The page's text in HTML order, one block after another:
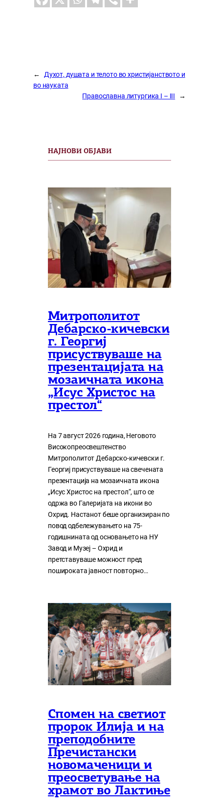
←
Духот, душата и телото во христијанството и
во науката
Православна литургика I – III
→
НАЈНОВИ ОБЈАВИ
Митрополитот
Дебарско-кичевски
г. Георгиј
присуствуваше на
презентацијата на
мозаичната икона
„Исус Христос на
престол“
На 7 август 2026 година, Неговото
Високопреосвештенство
Митрополитот Дебарско-кичевски г.
Георгиј присуствуваше на свечената
презентација на мозаичната икона
„Исус Христос на престол“, што се
одржа во Галеријата на икони во
Охрид. Настанот беше организиран по
повод одбележувањето на 75-
годишнината од основањето на НУ
Завод и Музеј – Охрид и
претставуваше можност пред
пошироката јавност повторно…
Спомен на светиот
пророк Илија и на
преподобните
Пречистански
новомаченици и
преосветување на
храмот во Лактиње